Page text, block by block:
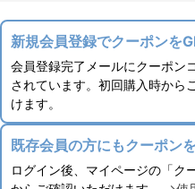
新規会員登録でクーポンを
会員登録完了メールにクーポン
されています。初回購入時から
けます。
既存会員の方にもクーポン
ログイン後、マイページの「ク